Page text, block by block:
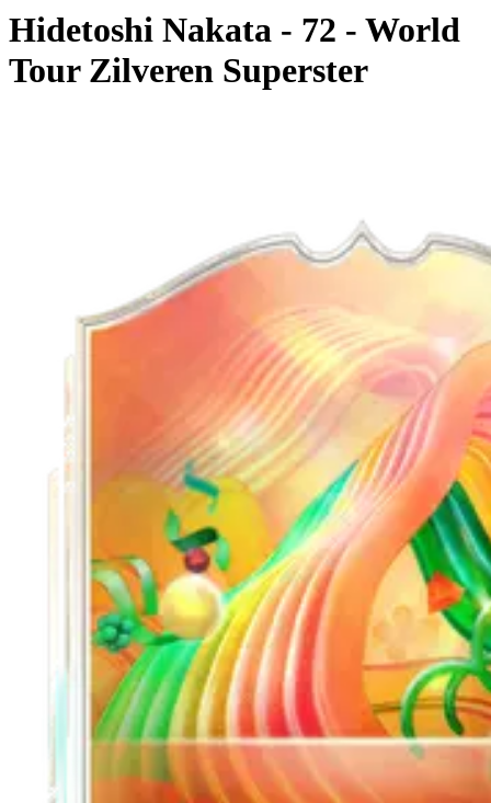
Hidetoshi Nakata - 72 - World
Tour Zilveren Superster